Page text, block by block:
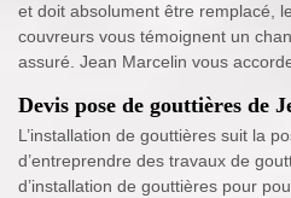
et doit absolument être remplacé,
couvreurs vous témoignent un
assuré. Jean Marcelin vous
Devis pose de gouttières de
L’installation de gouttières suit la
d’entreprendre des travaux de
d’installation de gouttières pour